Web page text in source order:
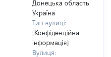
Донецька область /
Україна
Тип вулиці:
[Конфіденційна
інформація]
Вулиця: